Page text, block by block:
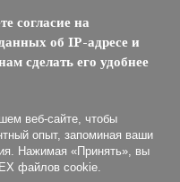
2021 © МАРКО ЛТД
согласие на
об IP-адресе и
сделать его удобнее
веб-сайте, чтобы
опыт, запоминая ваши
Нажимая «Принять», вы
файлов cookie.